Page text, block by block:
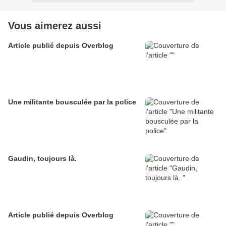
Vous aimerez aussi
Article publié depuis Overblog
Une militante bousculée par la police
Gaudin, toujours là.
Article publié depuis Overblog